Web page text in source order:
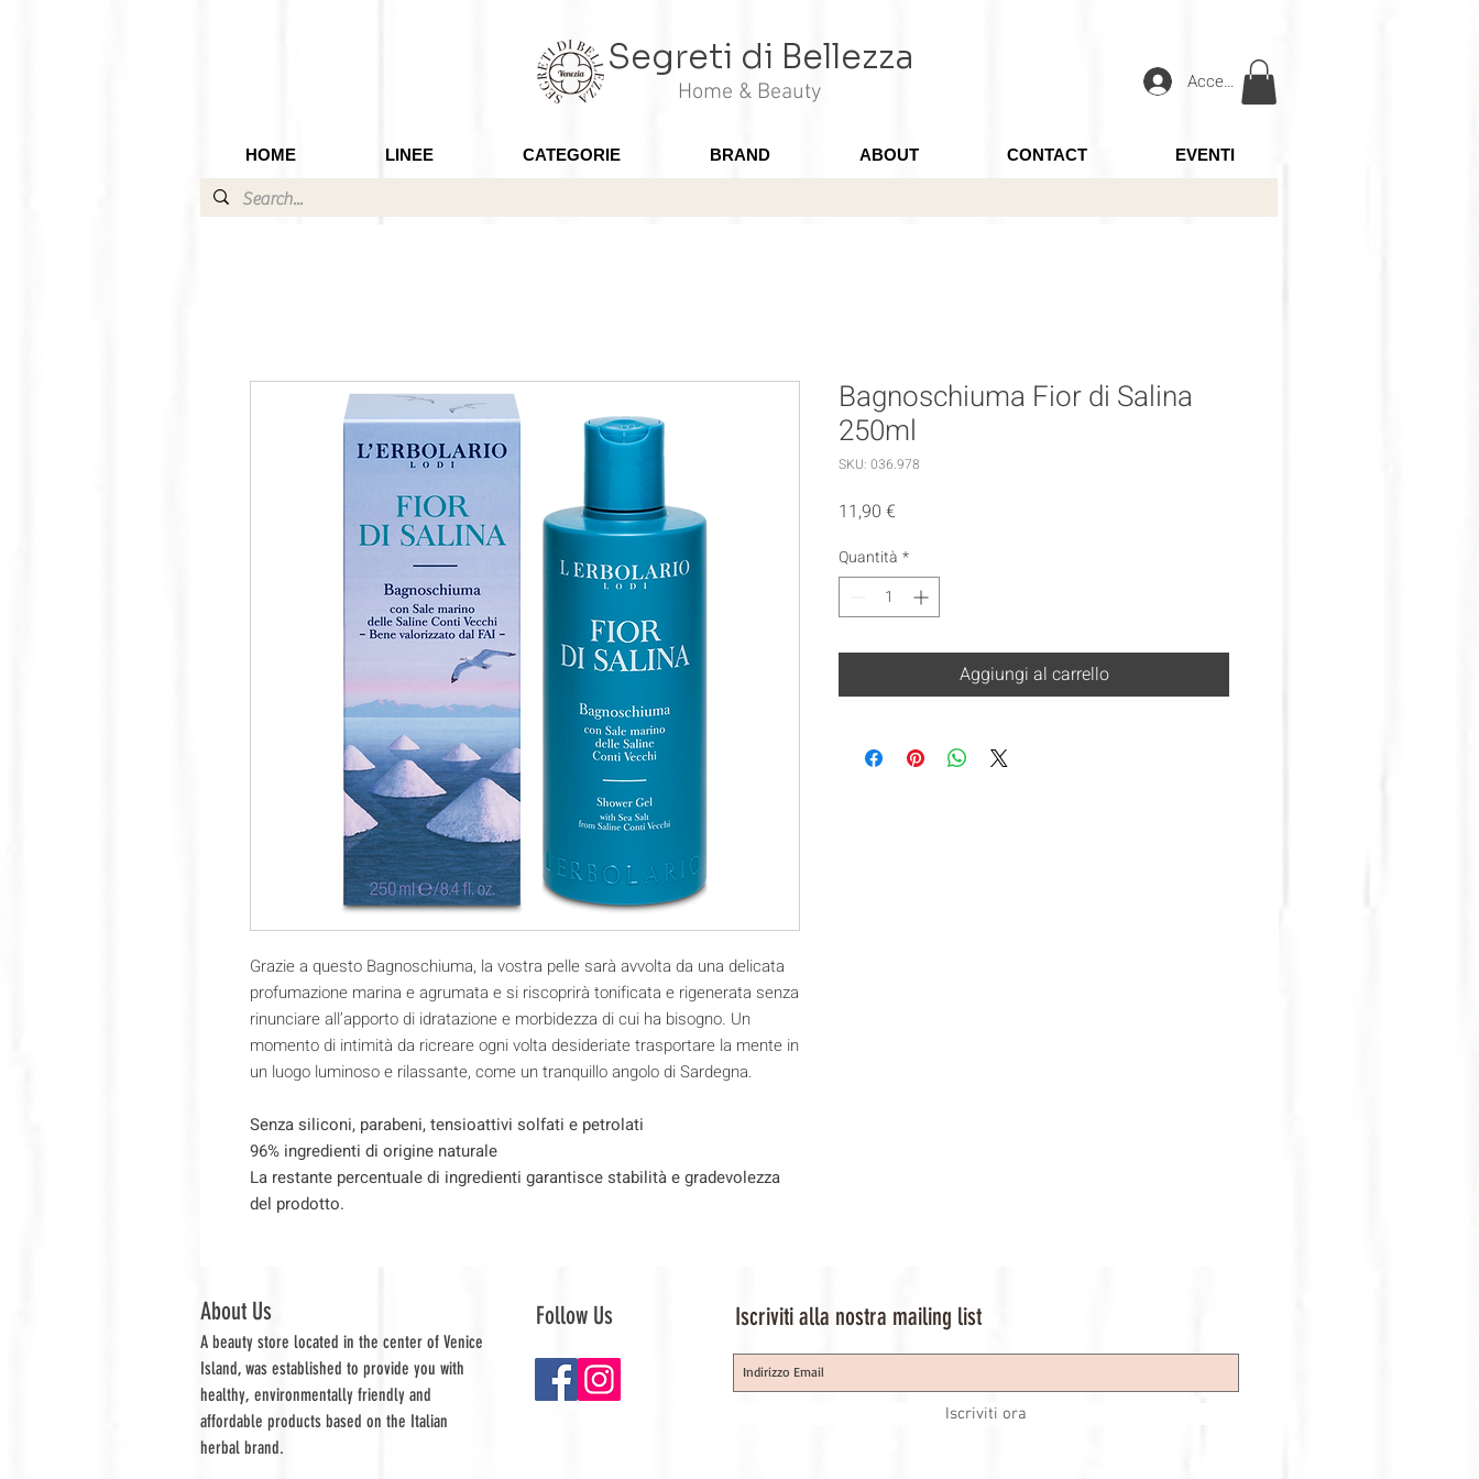
Segreti di Bellezza
Home & Beauty Accedi
HOME LINEE CATEGORIE BRAND ABOUT CONTACT EVENTI
Grazie a questo Bagnoschiuma, la vostra pelle sarà avvolta da una delicata
profumazione marina e agrumata e si riscoprirà tonificata e rigenerata senza
rinunciare all’apporto di idratazione e morbidezza di cui ha bisogno. Un
momento di intimità da ricreare ogni volta desideriate trasportare la mente in
un luogo luminoso e rilassante, come un tranquillo angolo di Sardegna.
Senza siliconi, parabeni, tensioattivi solfati e petrolati
96% ingredienti di origine naturale
La restante percentuale di ingredienti garantisce stabilità e gradevolezza
del prodotto.
Bagnoschiuma Fior di Salina
250ml
SKU: 036.978
11,90 €
Quantità *
Aggiungi al carrello
Iscriviti alla nostra mailing list
Iscriviti ora
About Us
A beauty store located in the center of Venice
Island, was established to provide you with
healthy, environmentally friendly and
affordable products based on the Italian
herbal brand.
Follow Us